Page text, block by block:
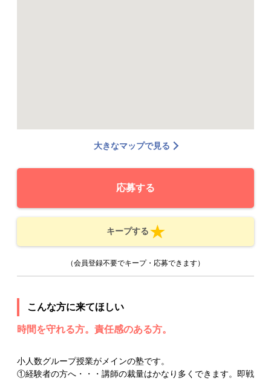
大きなマップで見る
応募する
キープする
（会員登録不要でキープ・応募できます）
こんな方に来てほしい
時間を守れる方。責任感のある方。
小人数グループ授業がメインの塾です。
①経験者の方へ・・・講師の裁量はかなり多くできます。即戦